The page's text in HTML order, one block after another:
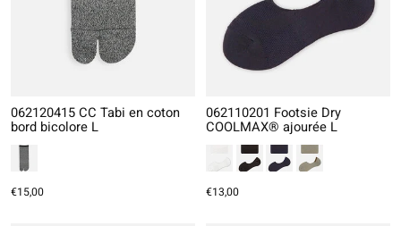
062120415 CC Tabi en coton
bord bicolore L
€15,00
062110201 Footsie Dry
COOLMAX® ajourée L
€13,00